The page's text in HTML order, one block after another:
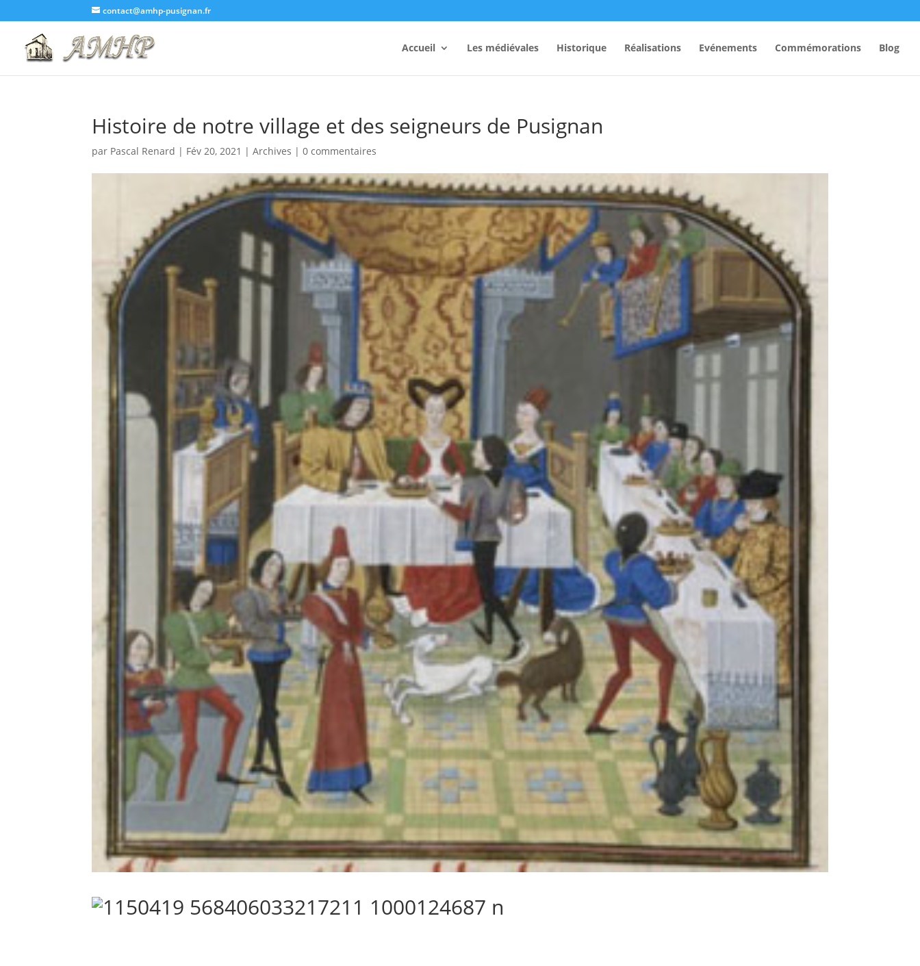
contact@amhp-pusignan.fr
Accueil Les médiévales Historique Réalisations Evénements Commémorations Blog
Histoire de notre village et des seigneurs de Pusignan
par Pascal Renard | Fév 20, 2021 |Archives |0 commentaires